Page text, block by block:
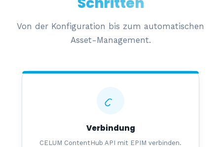
Von der Konfiguration bis zum automatischen
Asset-Management.
Verbindung
CELUM ContentHub API mit EPIM verbinden.